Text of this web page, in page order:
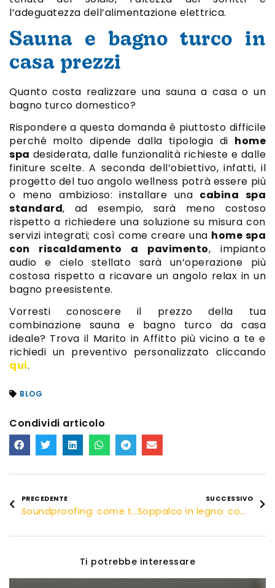
l’adeguatezza dell’alimentazione elettrica.
Sauna e bagno turco in
casa prezzi
Quanto costa realizzare una sauna a casa o un
bagno turco domestico?
Rispondere a questa domanda è piuttosto difficile
perché molto dipende dalla tipologia di home
spa desiderata, dalle funzionalità richieste e dalle
finiture scelte. A seconda dell’obiettivo, infatti, il
progetto del tuo angolo wellness potrà essere più
o meno ambizioso: installare una cabina spa
standard, ad esempio, sarà meno costoso
rispetto a richiedere una soluzione su misura con
servizi integrati; così come creare una home spa
con riscaldamento a pavimento, impianto
audio e cielo stellato sarà un’operazione più
costosa rispetto a ricavare un angolo relax in un
bagno preesistente.
Vorresti conoscere il prezzo della tua
combinazione sauna e bagno turco da casa
ideale? Trova il Marito in Affitto più vicino a te e
richiedi un preventivo personalizzato cliccando
qui.
BLOG
Condividi articolo
PRECEDENTE
Soundproofing: come trattare acusticamente una stanza
SUCCESSIVO
Soppalco in legno: come e perché realizzarlo
Ti potrebbe interessare